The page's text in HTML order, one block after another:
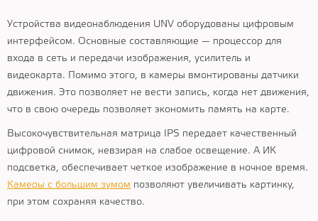
Устройства видеонаблюдения UNV оборудованы цифровым
интерфейсом. Основные составляющие — процессор для
входа в сеть и передачи изображения, усилитель и
видеокарта. Помимо этого, в камеры вмонтированы датчики
движения. Это позволяет не вести запись, когда нет движения,
что в свою очередь позволяет экономить память на карте.
Высокочувствительная матрица IPS передает качественный
цифровой снимок, невзирая на слабое освещение. А ИК
подсветка, обеспечивает четкое изображение в ночное время.
Камеры с большим зумом позволяют увеличивать картинку,
при этом сохраняя качество.